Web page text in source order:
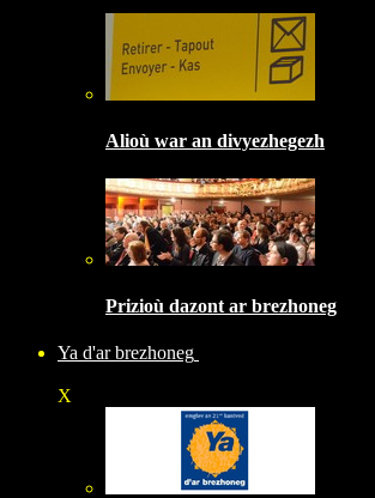
Alioù war an divyezhegezh
Prizioù dazont ar brezhoneg
Ya d'ar brezhoneg
X